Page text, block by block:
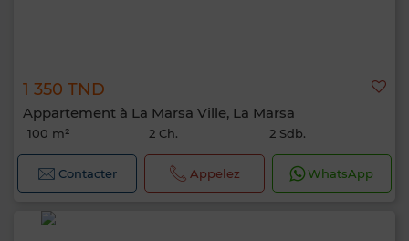
1 350 TND
Appartement à La Marsa Ville, La Marsa
100 m² 2 Ch. 2 Sdb.
Contacter Appelez WhatsApp